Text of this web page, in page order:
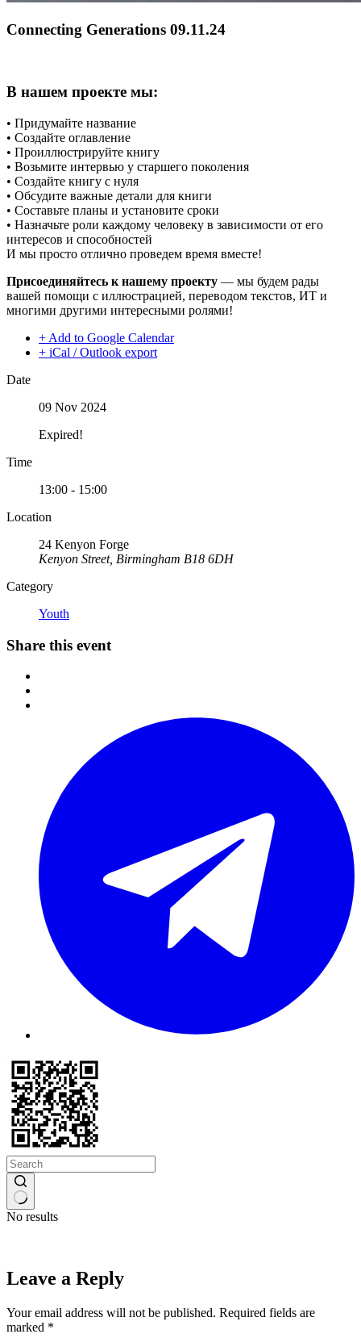
Connecting Generations 09.11.24
В нашем проекте мы:
• Придумайте название
• Создайте оглавление
• Проиллюстрируйте книгу
• Возьмите интервью у старшего поколения
• Создайте книгу с нуля
• Обсудите важные детали для книги
• Составьте планы и установите сроки
• Назначьте роли каждому человеку в зависимости от его
интересов и способностей
И мы просто отлично проведем время вместе!
Присоединяйтесь к нашему проекту — мы будем рады
вашей помощи с иллюстрацией, переводом текстов, ИТ и
многими другими интересными ролями!
+ Add to Google Calendar
+ iCal / Outlook export
Date
09 Nov 2024
Expired!
Time
13:00 - 15:00
Location
24 Kenyon Forge
Kenyon Street, Birmingham B18 6DH
Category
Youth
Share this event
No results
Leave a Reply
Your email address will not be published. Required fields are
marked *